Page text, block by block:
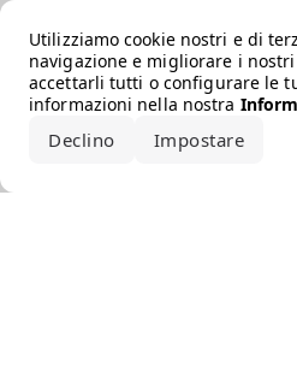
Utilizziamo cookie nostri e di
navigazione e migliorare i
accettarli tutti o configurare le
informazioni nella nostra
Declino Impostare
Error